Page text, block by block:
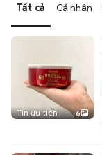
Tất cả Cá nhân
Tin ưu tiên 6